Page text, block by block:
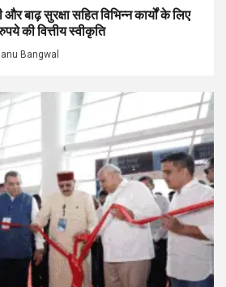
बाढ़ सुरक्षा सहित विभिन्न कार्यों के लिए
की वित्तीय स्वीकृति
Bangwal